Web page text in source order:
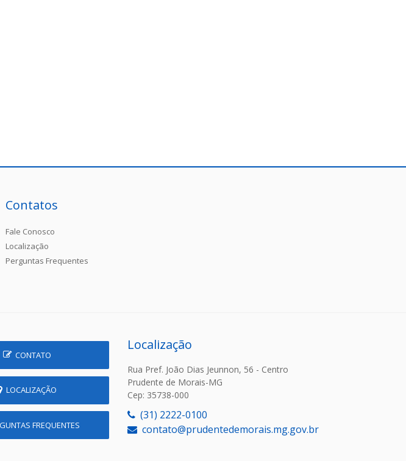
Contatos
Fale Conosco
Localização
Perguntas Frequentes
CONTATO
LOCALIZAÇÃO
FREQUENTES
Localização
Rua Pref. João Dias Jeunnon, 56 - Centro
Prudente de Morais-MG
Cep: 35738-000
(31) 2222-0100
contato@prudentedemorais.mg.gov.br